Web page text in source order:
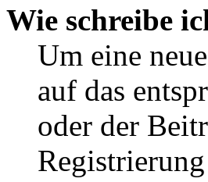
Wie schreibe
Um eine
auf das
oder der